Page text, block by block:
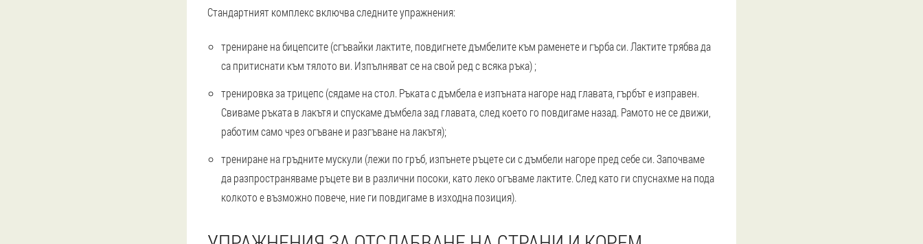
Стандартният комплекс включва следните упражнения:
трениране на бицепсите(сгъвайки лактите, повдигнете дъмбелите към раменете и гърба си. Лактите трябва да
са притиснати към тялото ви. Изпълняват се на свой ред с всяка ръка) ;
тренировка за трицепс(сядаме на стол. Ръката с дъмбела е изпъната нагоре над главата, гърбът е изправен.
Свиваме ръката в лакътя и спускаме дъмбела зад главата, след което го повдигаме назад. Рамото не се движи,
работим само чрез огъване и разгъване на лакътя);
трениране на гръдните мускули (лежи по гръб, изпънете ръцете си с дъмбели нагоре пред себе си. Започваме
да разпространяваме ръцете ви в различни посоки, като леко огъваме лактите. След като ги спуснахме на пода
колкото е възможно повече, ние ги повдигаме в изходна позиция).